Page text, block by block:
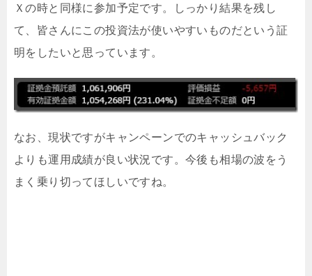
Ｘの時と同様に参加予定です。しっかり結果を残し
て、皆さんにこの投資法が使いやすいものだという証
明をしたいと思っています。
なお、現状ですがキャンペーンでのキャッシュバック
よりも運用成績が良い状況です。今後も相場の波をう
まく乗り切ってほしいですね。